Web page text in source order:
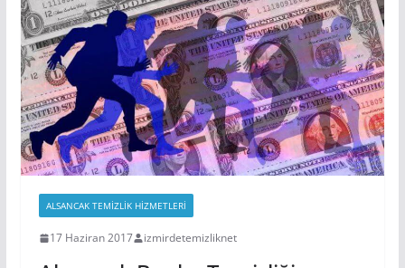
ALSANCAK TEMIZLIK HIZMETLERI
17 Haziran 2017 izmirdetemizliknet